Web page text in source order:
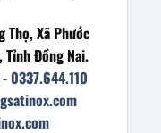
Thọ, Xã Phước
Tỉnh Đồng Nai.
-0337.644.110